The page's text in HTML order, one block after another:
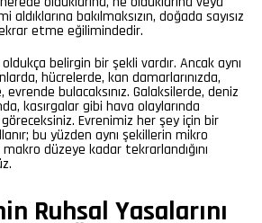
aldıklarına bakılmaksızın, doğada sayısız
etme eğilimindedir.
oldukça belirgin bir şekli vardır. Ancak aynı
hücrelerde, kan damarlarınızda,
evrende bulacaksınız. Galaksilerde, deniz
kasırgalar gibi hava olaylarında
Evrenimiz her şey için bir
bu yüzden aynı şekillerin mikro
düzeye kadar tekrarlandığını
Ruhsal Yasalarını